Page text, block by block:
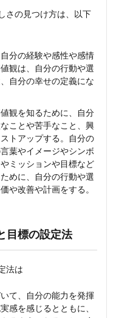
さの見つけ方は、以下
分の経験や感性や感情
観は、自分の行動や選
自分の幸せの定義にな
観を知るために、自分
ことや苦手なこと、興
トアップする。自分の
葉やイメージやシンボ
ミッションや目標など
めに、自分の行動や選
や改善や計画をする。
目標の設定法
法は
て、自分の能力を発揮
感を感じるとともに、